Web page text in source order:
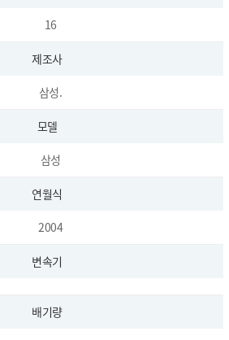
16
제조사
삼성.
모델
삼성
연월식
2004
변속기
배기량